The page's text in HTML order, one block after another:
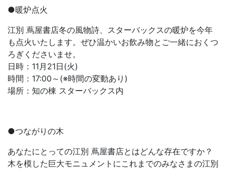
●暖炉点火
江別 蔦屋書店冬の風物詩、スターバックスの暖炉を今年
も点火いたします。ぜひ温かいお飲み物とご一緒におくつ
ろぎくださいませ。
日時：11月21日(火)
時間：17:00～(※時間の変動あり)
場所：知の棟 スターバックス内
●つながりの木
あなたにとっての江別 蔦屋書店とはどんな存在ですか？
木を模した巨大モニュメントにこれまでのみなさまの江別